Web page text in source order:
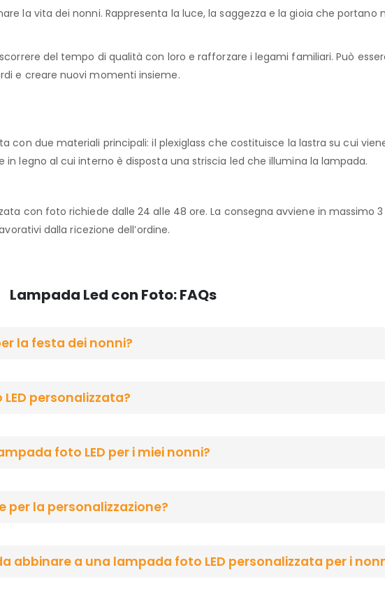
la vita dei nonni. Rappresenta la luce, la saggezza e la gioia che portano
del tempo di qualità con loro e rafforzare i legami familiari. Può
e creare nuovi momenti insieme.
con due materiali principali: il plexiglass che costituisce la lastra su cui
in legno al cui interno è disposta una striscia led che illumina la lampada.
con foto richiede dalle 24 alle 48 ore. La consegna avviene in massimo 3
dalla ricezione dell’ordine.
Lampada Led con Foto: FAQs
la festa dei nonni?
personalizzata?
foto LED per i miei nonni?
per la personalizzazione?
abbinare a una lampada foto LED personalizzata per i